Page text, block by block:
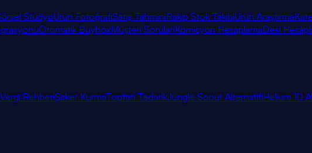
StüdyoÜrün FotoğrafıSatış TahminiRakip Stok TakibiÜrün Araştırma
Otomatik BuyboxMüşteri SorularıKomisyon HesaplamaDesi
Vergi RehberiŞirket KurmaToptan TedarikJungle Scout AlternatifiHelium 10